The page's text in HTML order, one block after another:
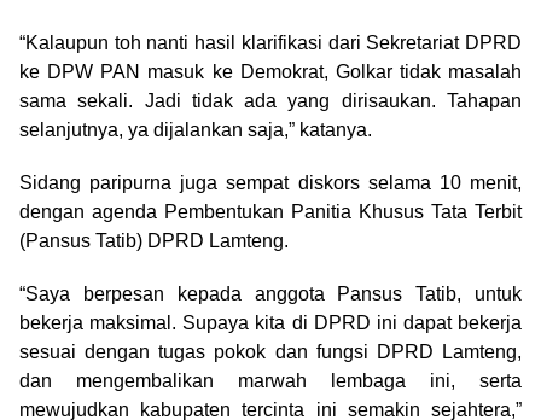
“Kalaupun toh nanti hasil klarifikasi dari Sekretariat DPRD
ke DPW PAN masuk ke Demokrat, Golkar tidak masalah
sama sekali. Jadi tidak ada yang dirisaukan. Tahapan
selanjutnya, ya dijalankan saja,” katanya.
Sidang paripurna juga sempat diskors selama 10 menit,
dengan agenda Pembentukan Panitia Khusus Tata Terbit
(Pansus Tatib) DPRD Lamteng.
“Saya berpesan kepada anggota Pansus Tatib, untuk
bekerja maksimal. Supaya kita di DPRD ini dapat bekerja
sesuai dengan tugas pokok dan fungsi DPRD Lamteng,
dan mengembalikan marwah lembaga ini, serta
mewujudkan kabupaten tercinta ini semakin sejahtera,”